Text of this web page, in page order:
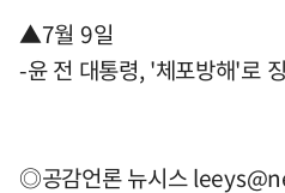
▲7월 9일
-윤 전 대통령, '체포방해'로
◎공감언론 뉴시스